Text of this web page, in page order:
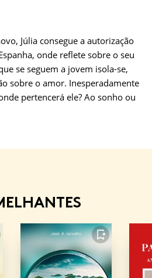
Júlia consegue a autorização
onde reflete sobre o seu
se seguem a jovem isola-se,
sobre o amor. Inesperadamente
pertencerá ele? Ao sonho ou
FAVORITO